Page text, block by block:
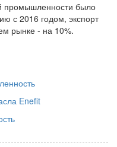
промышленности было
с 2016 годом, экспорт
рынке - на 10%.
Enefit